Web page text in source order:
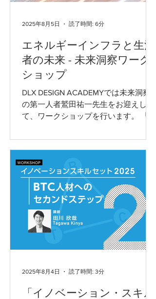
エネルギーインフラと生活
者の未来 - 未来洞察ワーク
ショップ
DLX DESIGN ACADEMYでは未来洞察
の第一人者鷲田祐一先生をお迎えし
て、ワークショップを行います。 「未
の創造的な思考法で、戦略的意思決定
やイノベーション創出に有効です。現
代は、テクノロジーの急速な進化や社
会構造の変化、気候危機や地政学的リ
スクなどにより、将来の予測が極めて
困難な時代です。過去の延長では対応
できない新たな課題やチャンスに備え
るためには、未知や予測不能な可能性
を柔軟に想像し、多様な未来像を描く
力が必要とされています。未来洞察
情報を手がかりに、従来の発想にとら
の幅を広げます。
2025年8月5日 読了時間: 6分
「イノベーション・スキル
2025年8月4日 読了時間: 3分